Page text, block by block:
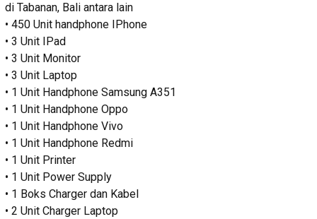
di Tabanan, Bali antara lain
• 450 Unit handphone IPhone
• 3 Unit IPad
• 3 Unit Monitor
• 3 Unit Laptop
• 1 Unit Handphone Samsung A351
• 1 Unit Handphone Oppo
• 1 Unit Handphone Vivo
• 1 Unit Handphone Redmi
• 1 Unit Printer
• 1 Unit Power Supply
• 1 Boks Charger dan Kabel
• 2 Unit Charger Laptop